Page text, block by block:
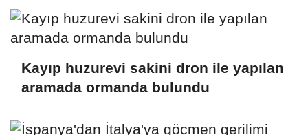
Kayıp huzurevi sakini dron ile yapılan
aramada ormanda bulundu